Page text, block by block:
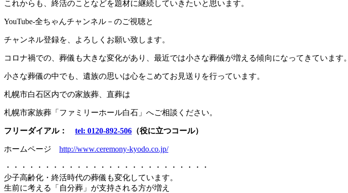
これからも、終活のことなどを題材に継続していきたいと思います。
YouTube-全ちゃんチャンネル－のご視聴と
チャンネル登録を、よろしくお願い致します。
コロナ禍での、葬儀も大きな変化があり、最近では小さな葬儀が増える傾向になってきています。
小さな葬儀の中でも、遺族の思いは心をこめてお見送りを行っています。
札幌市白石区内での家族葬、直葬は
札幌市家族葬「ファミリーホール白石」へご相談ください。
フリーダイアル： tel: 0120-892-506 （役に立つコール）
ホームページ http://www.ceremony-kyodo.co.jp/
・・・・・・・・・・・・・・・・・・・・・・・・・・
少子高齢化・終活時代の葬儀も変化しています。
生前に考える「自分葬」が支持される方が増え